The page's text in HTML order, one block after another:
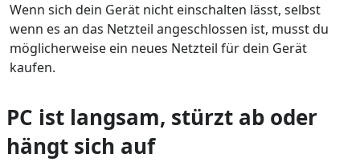
Wenn sich dein Gerät nicht einschalten lässt, selbst
wenn es an das Netzteil angeschlossen ist, musst du
möglicherweise ein neues Netzteil für dein Gerät
kaufen.
PC ist langsam, stürzt ab oder
hängt sich auf